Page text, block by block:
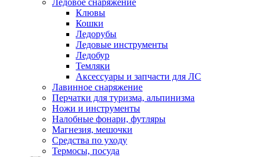
Ледовое снаряжение
Клювы
Кошки
Ледорубы
Ледовые инструменты
Ледобур
Темляки
Аксессуары и запчасти для ЛС
Лавинное снаряжение
Перчатки для туризма, альпинизма
Ножи и инструменты
Налобные фонари, футляры
Магнезия, мешочки
Средства по уходу
Термосы, посуда